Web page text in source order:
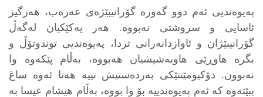
پەیوەندیی ئەم دوو گەورە گۆرانیبێژەی عەرەب، هەرگیز
ئاسایی و سروشتی نەبووە. هەر یەکێکیان لەگەڵ
گۆرانیبێژان و ئاوازدانەرانی تردا، پەیوەندیی توندوتۆڵ و
بگرە هاوڕێی هاوبەشیشیان هەبووە، بەڵام پێکەوە وا
نەبوون. دۆکیومێنتێکی بەردەستیش نییە هەتا ئەوە ساغ
ببێتەوە کە ئەم پەیوەندییە بۆ وا بووە، بەڵام هیشام عیسا بە